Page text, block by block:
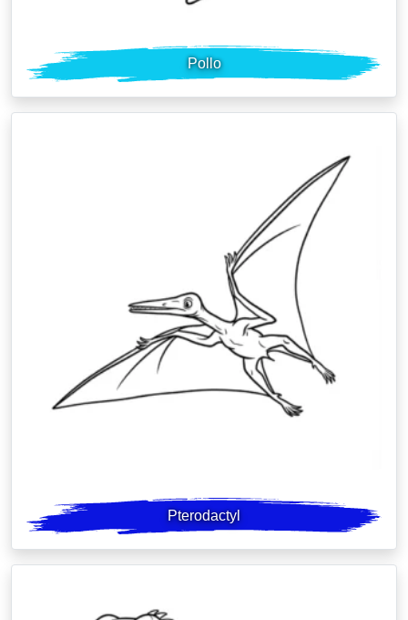
Pollo
Pterodactyl